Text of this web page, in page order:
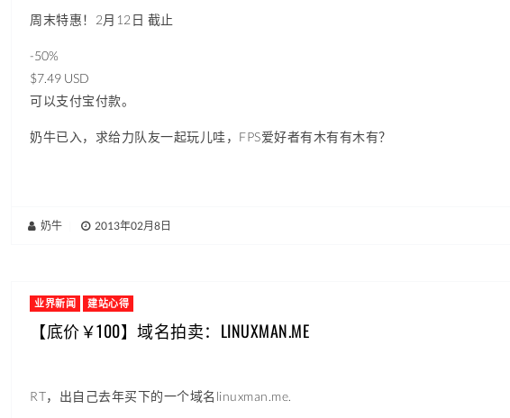
周末特惠！2月12日 截止
-50%
$7.49 USD
可以支付宝付款。
奶牛已入，求给力队友一起玩儿哇，FPS爱好者有木有有木有？
奶牛 2013年02月8日
业界新闻 建站心得
【底价￥100】域名拍卖：LINUXMAN.ME
RT，出自己去年买下的一个域名linuxman.me.